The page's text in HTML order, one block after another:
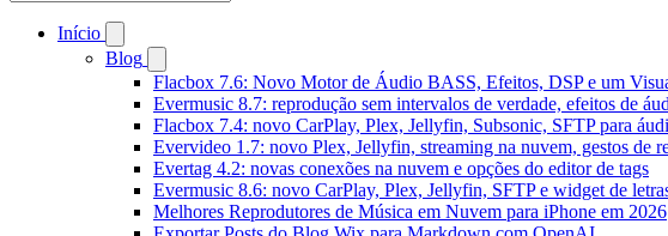
Início
Blog
Flacbox 7.6: Novo Motor de Áudio BASS, Efeitos, DSP e um
Evermusic 8.7: reprodução sem intervalos de verdade, efeitos de
Flacbox 7.4: novo CarPlay, Plex, Jellyfin, Subsonic, SFTP para
Evervideo 1.7: novo Plex, Jellyfin, streaming na nuvem, gestos de
Evertag 4.2: novas conexões na nuvem e opções do editor de tags
Evermusic 8.6: novo CarPlay, Plex, Jellyfin, SFTP e widget de
Melhores Reprodutores de Música em Nuvem para iPhone em 2026